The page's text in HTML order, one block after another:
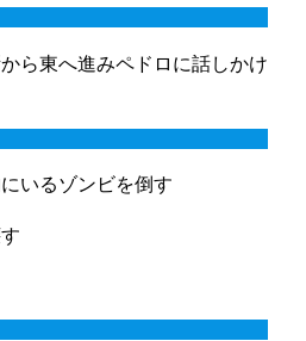
ら東へ進みペドロに話しかけ
いるゾンビを倒す